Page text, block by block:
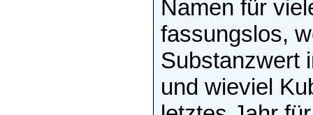
Namen für
fassungslos,
Substanzwert
und wieviel